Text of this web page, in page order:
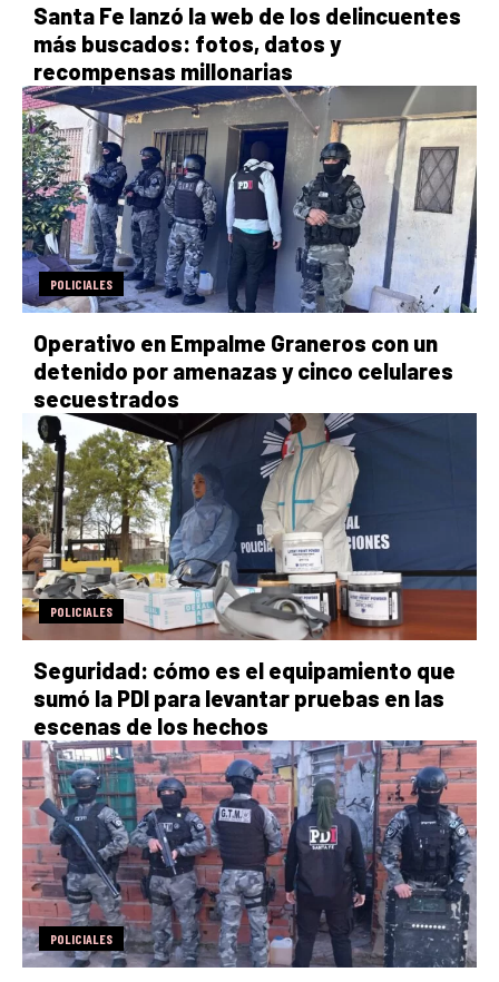
Santa Fe lanzó la web de los delincuentes
más buscados: fotos, datos y
recompensas millonarias
POLICIALES
Operativo en Empalme Graneros con un
detenido por amenazas y cinco celulares
secuestrados
POLICIALES
Seguridad: cómo es el equipamiento que
sumó la PDI para levantar pruebas en las
escenas de los hechos
POLICIALES